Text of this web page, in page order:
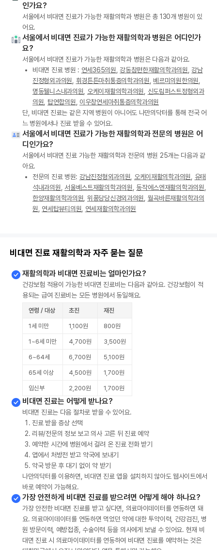
인가요?
서울에서 비대면 진료가 가능한 재활의학과 병원은 총 130개 병원이 있
어요.
서울에서 비대면 진료가 가능한 재활의학과 병원은 어디인가
요?
서울에서 비대면 진료가 가능한 재활의학과 병원은 다음과 같아요.
비대면 진료 병원 : 연세365의원 ,강동참편한재활의학과의원 ,강남
진정형외과의원
휘경튼튼마취통증의학과의원 베르미의원한의원
명동웰니스내과의원
오케이재활의학과의원
신도림퍼스트정형외과
의원
탑연합의원
이우창연세마취통증의학과의원
단, 비대면 진료는 같은 지역 병원이 아니어도 나만의닥터를 통해 전국 어
느 병원에서나 진료 받을 수 있어요.
서울에서 비대면 진료가 가능한 재활의학과 전문의 병원은 어
디인가요?
서울에서 비대면 진료 가능한 재활의학과 전문의 병원 25개는 다음과 같
아요.
전문의 진료 병원: 강남진정형외과의원 오케이재활의학과의원
유태
석내과의원
서울베스트재활의학과의원 동작에스엔재활의학과의원
한양재활의학과의원 위풍당당신경외과의원
월곡바른재활의학과의
원
연세탑뷰티의원 연세재활의학과의원
비대면 진료 재활의학과 자주 묻는 질문
재활의학과 비대면 진료비는 얼마인가요?
건강보험 적용이 가능한 비대면 진료비는 다음과 같아요. 건강보험이 적
용되는 급여 진료비는 모든 병원에서 동일해요.
연령 / 대상 초진 재진
1세 미만 1,100원 800원
1~6세 미만 4,700원 3,500원
6~64세 6,700원 5,100원
65세 이상 4,500원 1,700원
임신부 2,200원 1,700원
비대면 진료는 어떻게 받나요?
비대면 진료는 다음 절차로 받을 수 있어요.
진료 받을 증상 선택
리뷰/전문의 정보 보고 의사 고른 뒤 진료 예약
예약한 시간에 병원에서 걸려 온 진료 전화 받기
앱에서 처방전 받고 약국에 보내기
약국 방문 후 대기 없이 약 받기
나만의닥터를 이용하면, 비대면 진료 앱을 설치하지 않아도 웹사이트에서
바로 예약이 가능해요.
가장 안전하게 비대면 진료를 받으려면 어떻게 해야 하나요?
가장 안전한 비대면 진료를 받고 싶다면, 의료마이데이터를 연동하면 돼
요. 의료마이데이터를 연동하면 먹었던 약에 대한 투약이력, 건강검진, 병
원 방문이력, 예방접종, 수술이력 등을 의사에게 보낼 수 있어요. 현재 비
대면 진료 시 의료마이데이터를 연동하여 비대면 진료를 예약하는 것은